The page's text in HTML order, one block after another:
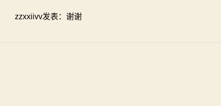
zzxxiivv发表：谢谢